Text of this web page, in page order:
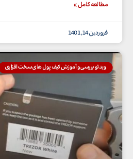
مطالعه کامل »
فروردین 14, 1401
ویدئو بررسی و آموزش کیف پول های سخت افزاری